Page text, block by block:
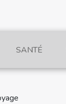
SANTÉ